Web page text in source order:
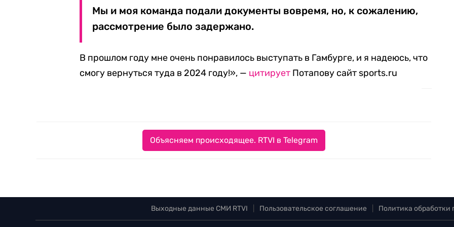
Мы и моя команда подали документы вовремя, но, к сожалению,
рассмотрение было задержано.
В прошлом году мне очень понравилось выступать в Гамбурге, и я надеюсь, что
смогу вернуться туда в 2024 году!», — цитирует Потапову сайт sports.ru
Объясняем происходящее. RTVI в Telegram
Выходные данные СМИ RTVI Пользовательское соглашение Политика